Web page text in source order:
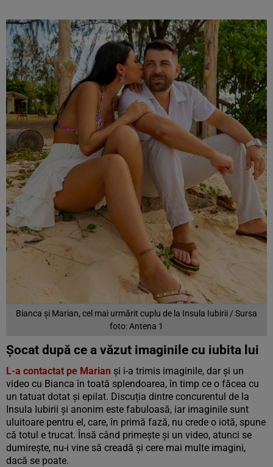
Bianca și Marian, cel mai urmărit cuplu de la Insula Iubirii / Sursa
foto: Antena 1
Șocat după ce a văzut imaginile cu iubita lui
L-a contactat pe Marian și i-a trimis imaginile, dar și un
video cu Bianca în toată splendoarea, în timp ce o făcea cu
un tatuat dotat și epilat. Discuția dintre concurentul de la
Insula Iubirii și anonim este fabuloasă, iar imaginile sunt
uluitoare pentru el, care, în primă fază, nu crede o iotă, spune
că totul e trucat. Însă când primește și un video, atunci se
dumirește, nu-i vine să creadă și cere mai multe imagini,
dacă se poate.